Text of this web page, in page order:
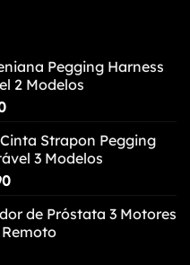
Pegging Harness
2 Modelos
Faixa
preço:
R$123,90
através
Strapon Pegging
3 Modelos
Faixa
preço:
R$166,90
de Próstata 3 Motores